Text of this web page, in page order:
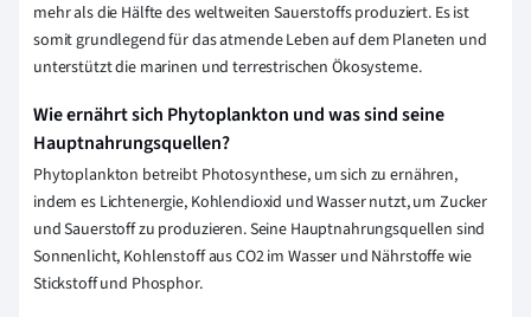
mehr als die Hälfte des weltweiten Sauerstoffs produziert. Es ist
somit grundlegend für das atmende Leben auf dem Planeten und
unterstützt die marinen und terrestrischen Ökosysteme.
Wie ernährt sich Phytoplankton und was sind seine
Hauptnahrungsquellen?
Phytoplankton betreibt Photosynthese, um sich zu ernähren,
indem es Lichtenergie, Kohlendioxid und Wasser nutzt, um Zucker
und Sauerstoff zu produzieren. Seine Hauptnahrungsquellen sind
Sonnenlicht, Kohlenstoff aus CO2 im Wasser und Nährstoffe wie
Stickstoff und Phosphor.